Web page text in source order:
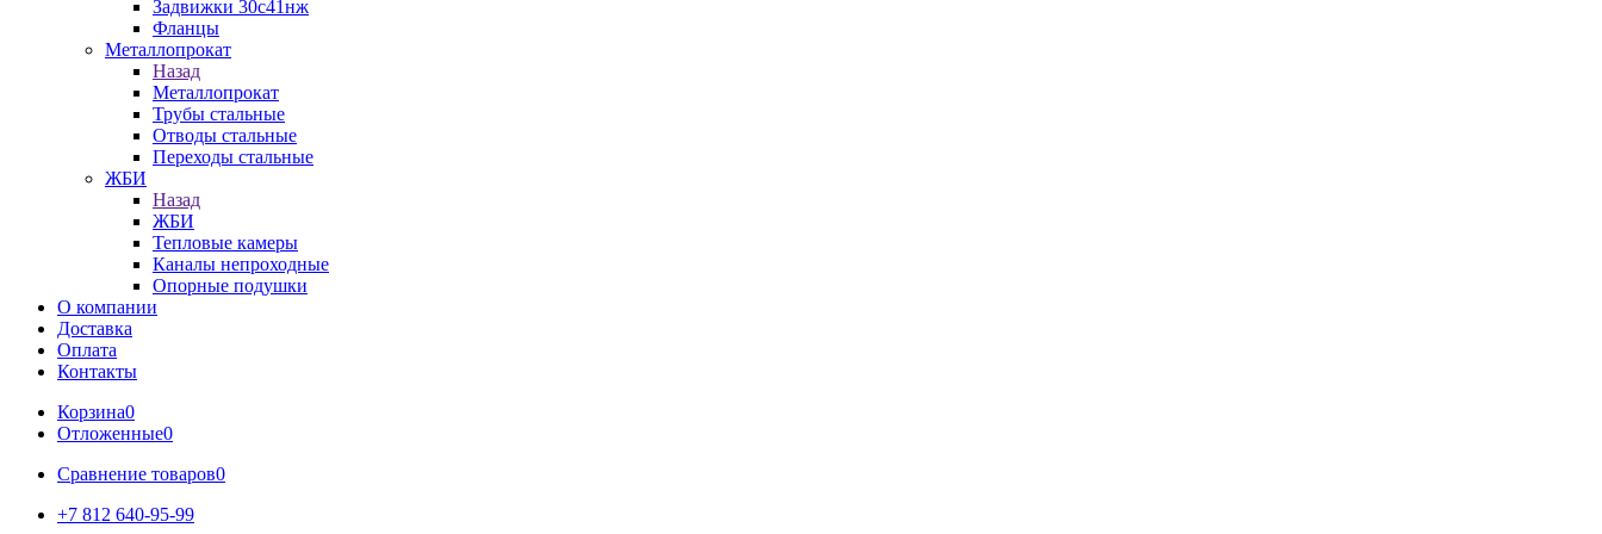
Задвижки 30с41нж
Фланцы
Металлопрокат
Назад
Металлопрокат
Трубы стальные
Отводы стальные
Переходы стальные
ЖБИ
Назад
ЖБИ
Тепловые камеры
Каналы непроходные
Опорные подушки
О компании
Доставка
Оплата
Контакты
Корзина0
Отложенные0
Сравнение товаров0
+7 812 640-95-99